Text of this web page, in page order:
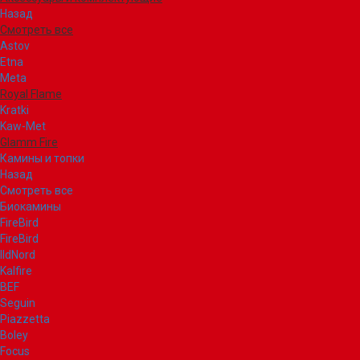
Назад
Смотреть все
Astov
Etna
Meta
Royal Flame
Kratki
Kaw-Met
Glamm Fire
Камины и топки
Назад
Смотреть все
Биокамины
FireBird
FireBird
IldNord
Kalfire
BEF
Seguin
Piazzetta
Boley
Focus